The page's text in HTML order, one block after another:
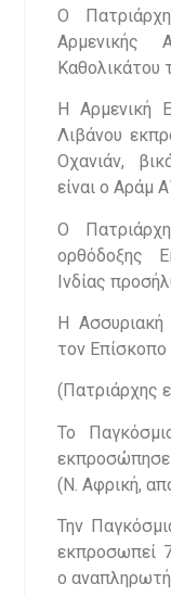
Ο
Αρμενικής
Καθολικάτου
Η Αρμενική
Λιβάνου
Οχανιάν,
είναι ο Αράμ
Ο
ορθόδοξης
Ινδίας
Η
τον
(Πατριάρχης
Το
εκπροσώπησε
(Ν. Αφρική,
Την
εκπροσωπεί
ο